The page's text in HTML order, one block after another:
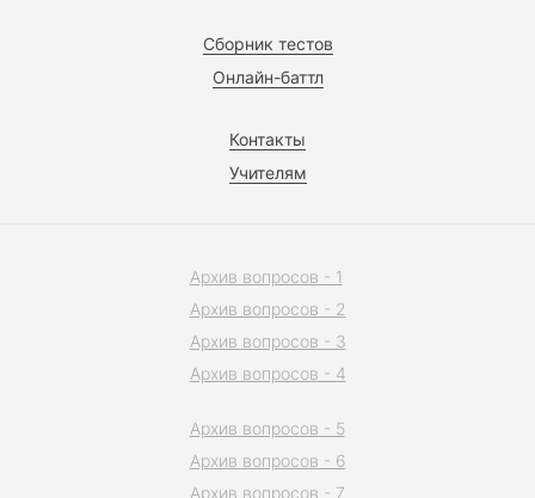
Сборник тестов
Онлайн-баттл
Контакты
Учителям
Архив вопросов - 1
Архив вопросов - 2
Архив вопросов - 3
Архив вопросов - 4
Архив вопросов - 5
Архив вопросов - 6
Архив вопросов - 7